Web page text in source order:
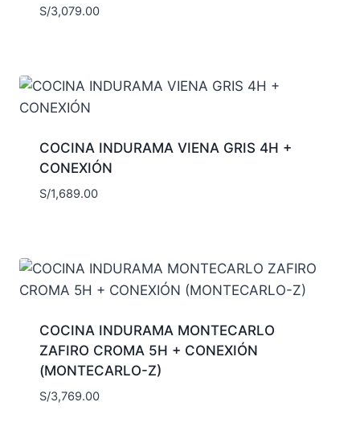
S/3,079.00
COCINA INDURAMA VIENA GRIS 4H +
CONEXIÓN
S/1,689.00
COCINA INDURAMA MONTECARLO
ZAFIRO CROMA 5H + CONEXIÓN
(MONTECARLO-Z)
S/3,769.00